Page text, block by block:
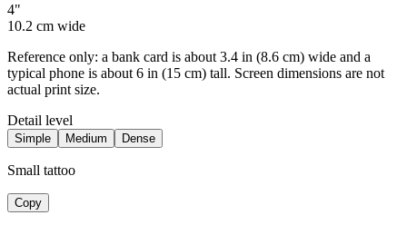
4"
10.2 cm wide
Reference only: a bank card is about 3.4 in (8.6 cm) wide and a
typical phone is about 6 in (15 cm) tall. Screen dimensions are not
actual print size.
Detail level
Simple Medium Dense
Small tattoo
Copy